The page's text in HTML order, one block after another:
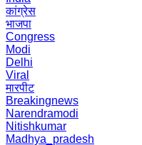
कांग्रेस
भाजपा
Congress
Modi
Delhi
Viral
मारपीट
Breakingnews
Narendramodi
Nitishkumar
Madhya_pradesh